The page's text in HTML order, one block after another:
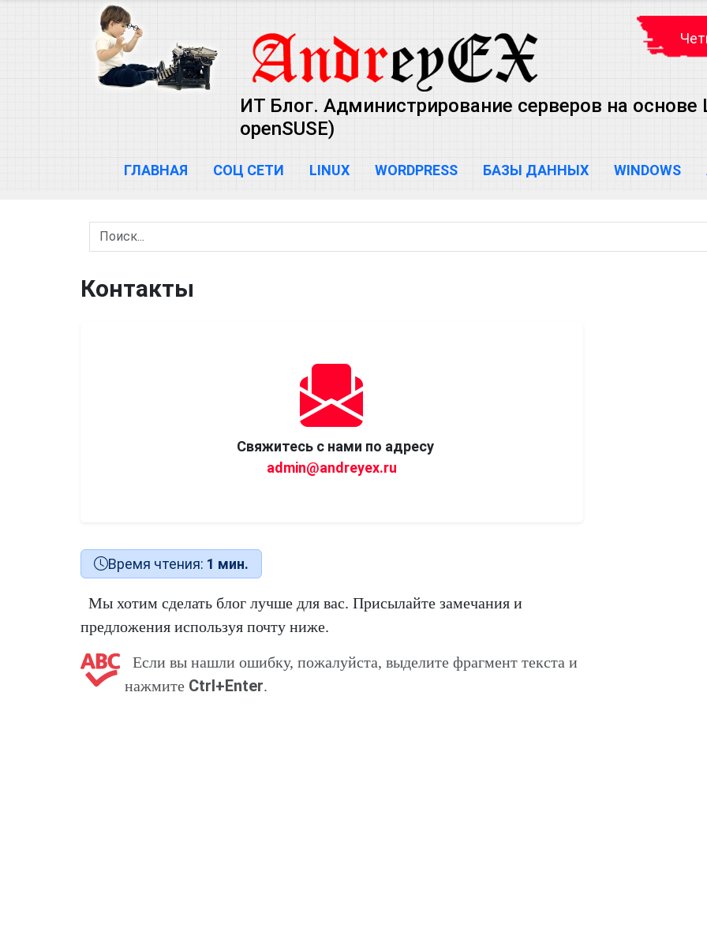
ИТ Блог. Администрирование серверов на основе
openSUSE)
ГЛАВНАЯ СОЦ СЕТИ LINUX WORDPRESS БАЗЫ ДАННЫХ WINDOWS
Контакты
Свяжитесь с нами по адресу
admin@andreyex.ru
Время чтения: 1 мин.
Мы хотим сделать блог лучше для вас. Присылайте замечания и
предложения используя почту ниже.
Если вы нашли ошибку, пожалуйста, выделите фрагмент текста и
нажмите Ctrl+Enter.